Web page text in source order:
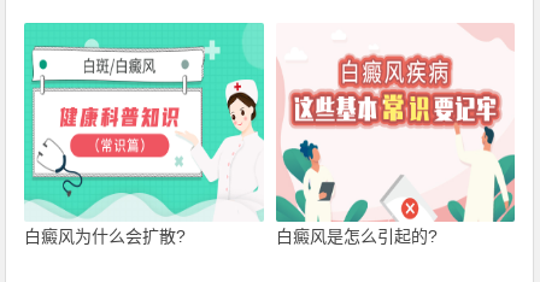
白癜风为什么会扩散? 白癜风是怎么引起的?